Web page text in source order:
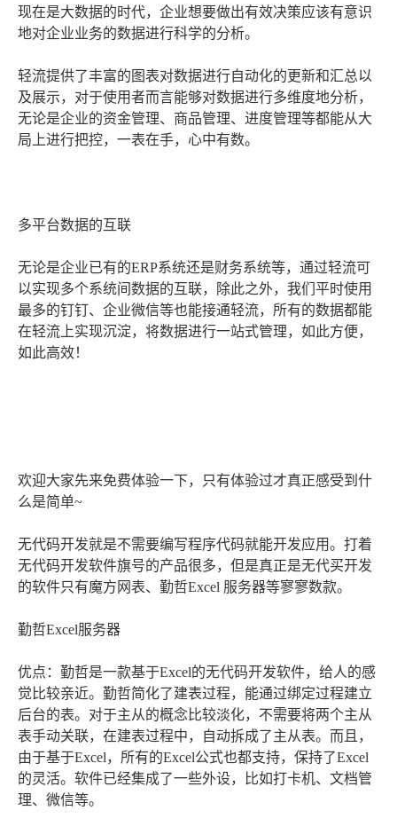
现在是大数据的时代，企业想要做出有效决策应该有意识
地对企业业务的数据进行科学的分析。
轻流提供了丰富的图表对数据进行自动化的更新和汇总以
及展示，对于使用者而言能够对数据进行多维度地分析，
无论是企业的资金管理、商品管理、进度管理等都能从大
局上进行把控，一表在手，心中有数。
多平台数据的互联
无论是企业已有的ERP系统还是财务系统等，通过轻流可
以实现多个系统间数据的互联，除此之外，我们平时使用
最多的钉钉、企业微信等也能接通轻流，所有的数据都能
在轻流上实现沉淀，将数据进行一站式管理，如此方便，
如此高效！
欢迎大家先来免费体验一下，只有体验过才真正感受到什
么是简单~
无代码开发就是不需要编写程序代码就能开发应用。打着
无代码开发软件旗号的产品很多，但是真正是无代买开发
的软件只有魔方网表、勤哲Excel 服务器等寥寥数款。
勤哲Excel服务器
优点：勤哲是一款基于Excel的无代码开发软件，给人的感
觉比较亲近。勤哲简化了建表过程，能通过绑定过程建立
后台的表。对于主从的概念比较淡化，不需要将两个主从
表手动关联，在建表过程中，自动拆成了主从表。而且，
由于基于Excel，所有的Excel公式也都支持，保持了Excel
的灵活。软件已经集成了一些外设，比如打卡机、文档管
理、微信等。